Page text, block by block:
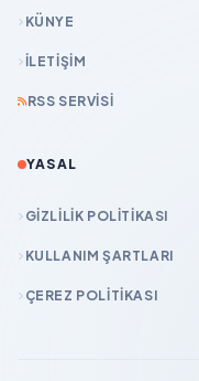
KÜNYE
İLETIŞIM
RSS SERVISI
YASAL
GIZLILIK POLITIKASI
KULLANIM ŞARTLARI
ÇEREZ POLITIKASI